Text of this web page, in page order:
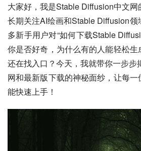
大家好，我是Stable Diffusion中文网
长期关注AI绘画和Stable Diffusion
多新手用户对“如何下载Stable
你是否好奇，为什么有的人能轻松
还在找入口？今天，我就带你一步
网和最新版下载的神秘面纱，让每
能快速上手！